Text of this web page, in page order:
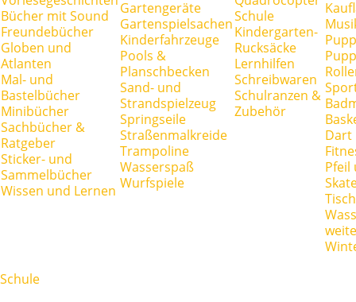
Bücher mit Sound
Freundebücher
Globen und
Atlanten
Mal- und
Bastelbücher
Minibücher
Sachbücher &
Ratgeber
Sticker- und
Sammelbücher
Wissen und Lernen
Gartengeräte
Gartenspielsachen
Kinderfahrzeuge
Pools &
Planschbecken
Sand- und
Strandspielzeug
Springseile
Straßenmalkreide
Trampoline
Wasserspaß
Wurfspiele
Schule
Kindergarten-
Rucksäcke
Lernhilfen
Schreibwaren
Schulranzen &
Zubehör
Dart
Pfeil
Schule